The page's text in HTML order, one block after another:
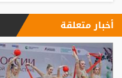
أخبار متعلقة